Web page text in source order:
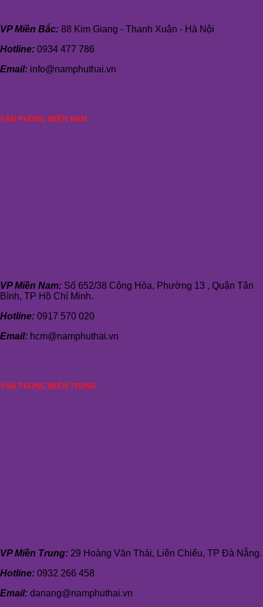
VP Miền Bắc: 88 Kim Giang - Thanh Xuân - Hà Nội
Hotline: 0934 477 786
Email: info@namphuthai.vn
VĂN PHÒNG MIỀN NAM
VP Miền Nam: Số 652/38 Cộng Hòa, Phường 13 , Quận Tân
Bình, TP Hồ Chí Minh.
Hotline: 0917 570 020
Email: hcm@namphuthai.vn
VĂN PHÒNG MIỀN TRUNG
VP Miền Trung: 29 Hoàng Văn Thái, Liên Chiểu, TP Đà Nẵng.
Hotline: 0932 266 458
Email: danang@namphuthai.vn